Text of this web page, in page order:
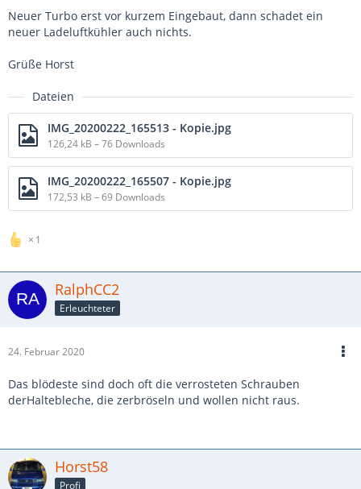
Neuer Turbo erst vor kurzem Eingebaut, dann schadet ein
neuer Ladeluftkühler auch nichts.
Grüße Horst
Dateien
IMG_20200222_165513 - Kopie.jpg
126,24 kB – 76 Downloads
IMG_20200222_165507 - Kopie.jpg
172,53 kB – 69 Downloads
1
RalphCC2
Erleuchteter
24. Februar 2020
Das blödeste sind doch oft die verrosteten Schrauben
derHaltebleche, die zerbröseln und wollen nicht raus.
Horst58
Profi